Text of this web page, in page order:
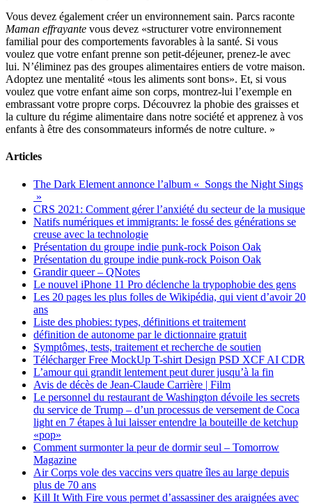
Vous devez également créer un environnement sain. Parcs raconte
Maman effrayante vous devez «structurer votre environnement
familial pour des comportements favorables à la santé. Si vous
voulez que votre enfant prenne son petit-déjeuner, prenez-le avec
lui. N’éliminez pas des groupes alimentaires entiers de votre maison.
Adoptez une mentalité «tous les aliments sont bons». Et, si vous
voulez que votre enfant aime son corps, montrez-lui l’exemple en
embrassant votre propre corps. Découvrez la phobie des graisses et
la culture du régime alimentaire dans notre société et apprenez à vos
enfants à être des consommateurs informés de notre culture. »
Articles
The Dark Element annonce l’album « Songs the Night Sings
»
CRS 2021: Comment gérer l’anxiété du secteur de la musique
Natifs numériques et immigrants: le fossé des générations se
creuse avec la technologie
Présentation du groupe indie punk-rock Poison Oak
Présentation du groupe indie punk-rock Poison Oak
Grandir queer – QNotes
Le nouvel iPhone 11 Pro déclenche la trypophobie des gens
Les 20 pages les plus folles de Wikipédia, qui vient d’avoir 20
ans
Liste des phobies: types, définitions et traitement
définition de autonome par le dictionnaire gratuit
Symptômes, tests, traitement et recherche de soutien
Télécharger Free MockUp T-shirt Design PSD XCF AI CDR
L’amour qui grandit lentement peut durer jusqu’à la fin
Avis de décès de Jean-Claude Carrière | Film
Le personnel du restaurant de Washington dévoile les secrets
du service de Trump – d’un processus de versement de Coca
light en 7 étapes à lui laisser entendre la bouteille de ketchup
«pop»
Comment surmonter la peur de dormir seul – Tomorrow
Magazine
Air Corps vole des vaccins vers quatre îles au large depuis
plus de 70 ans
Kill It With Fire vous permet d’assassiner des araignées avec